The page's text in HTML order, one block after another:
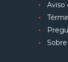
Aviso